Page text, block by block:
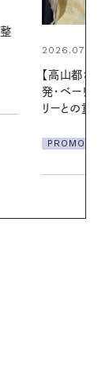
2026.07.24
る【大人気の
PROMOTION